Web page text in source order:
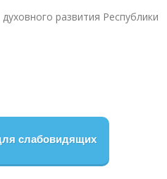
развития Республики
слабовидящих